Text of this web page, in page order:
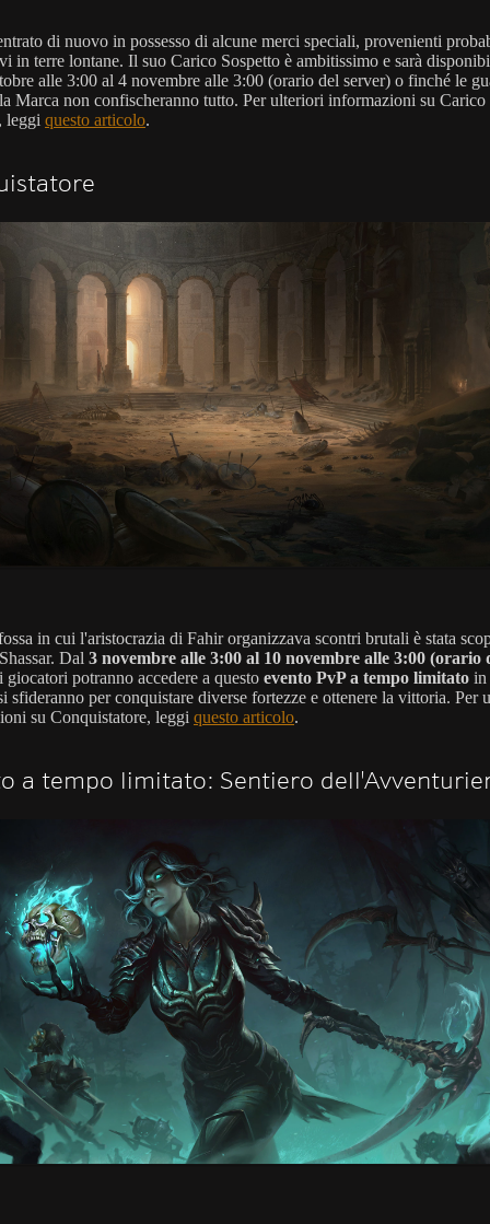
di nuovo in possesso di alcune merci speciali, provenienti
in terre lontane. Il suo Carico Sospetto è ambitissimo e sarà
alle 3:00 al 4 novembre alle 3:00 (orario del server) o finché le
Marca non confischeranno tutto. Per ulteriori informazioni su Carico
leggi questo articolo.
in cui l'aristocrazia di Fahir organizzava scontri brutali è stata
Dal 3 novembre alle 3:00 al 10 novembre alle 3:00 (orario
giocatori potranno accedere a questo evento PvP a tempo limitato in
sfideranno per conquistare diverse fortezze e ottenere la vittoria. Per
su Conquistatore, leggi questo articolo.
a tempo limitato: Sentiero